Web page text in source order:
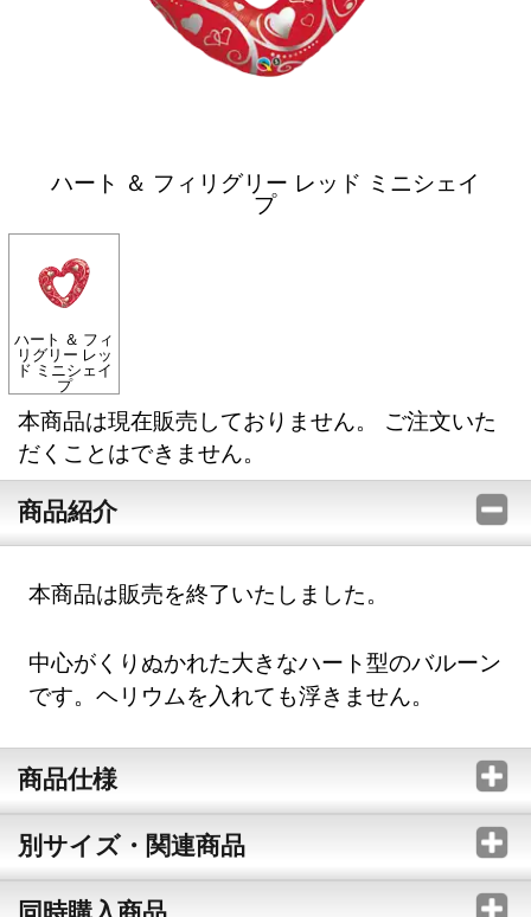
ハート ＆ フィリグリー レッド ミニシェイ
プ
ハート ＆ フィ
リグリー レッ
ド ミニシェイ
プ
本商品は現在販売しておりません。 ご注文いた
だくことはできません。
商品紹介
本商品は販売を終了いたしました。
中心がくりぬかれた大きなハート型のバルーン
です。ヘリウムを入れても浮きません。
商品仕様
別サイズ・関連商品